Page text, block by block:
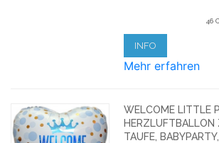
46
INFO
Mehr erfahren
WELCOME LITTLE
HERZLUFTBALLON
TAUFE,